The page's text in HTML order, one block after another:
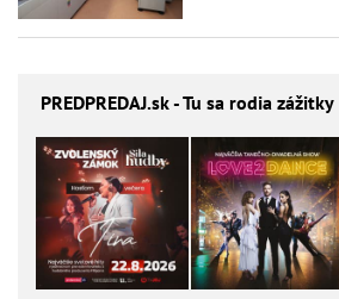
PREDPREDAJ.sk - Tu sa rodia zážitky